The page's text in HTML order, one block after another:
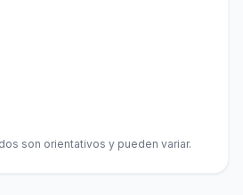
son orientativos y pueden variar.